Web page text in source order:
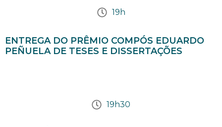
19h
ENTREGA DO PRÊMIO COMPÓS EDUARDO
PEÑUELA DE TESES E DISSERTAÇÕES
19h30